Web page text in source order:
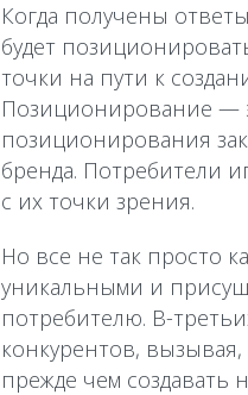
Когда получены
будет
точки на пути к
Позиционирование —
позиционирования
бренда. Потребители
с их точки зрения.
Но все не так просто
уникальными и
потребителю. В-
конкурентов,
прежде чем создавать